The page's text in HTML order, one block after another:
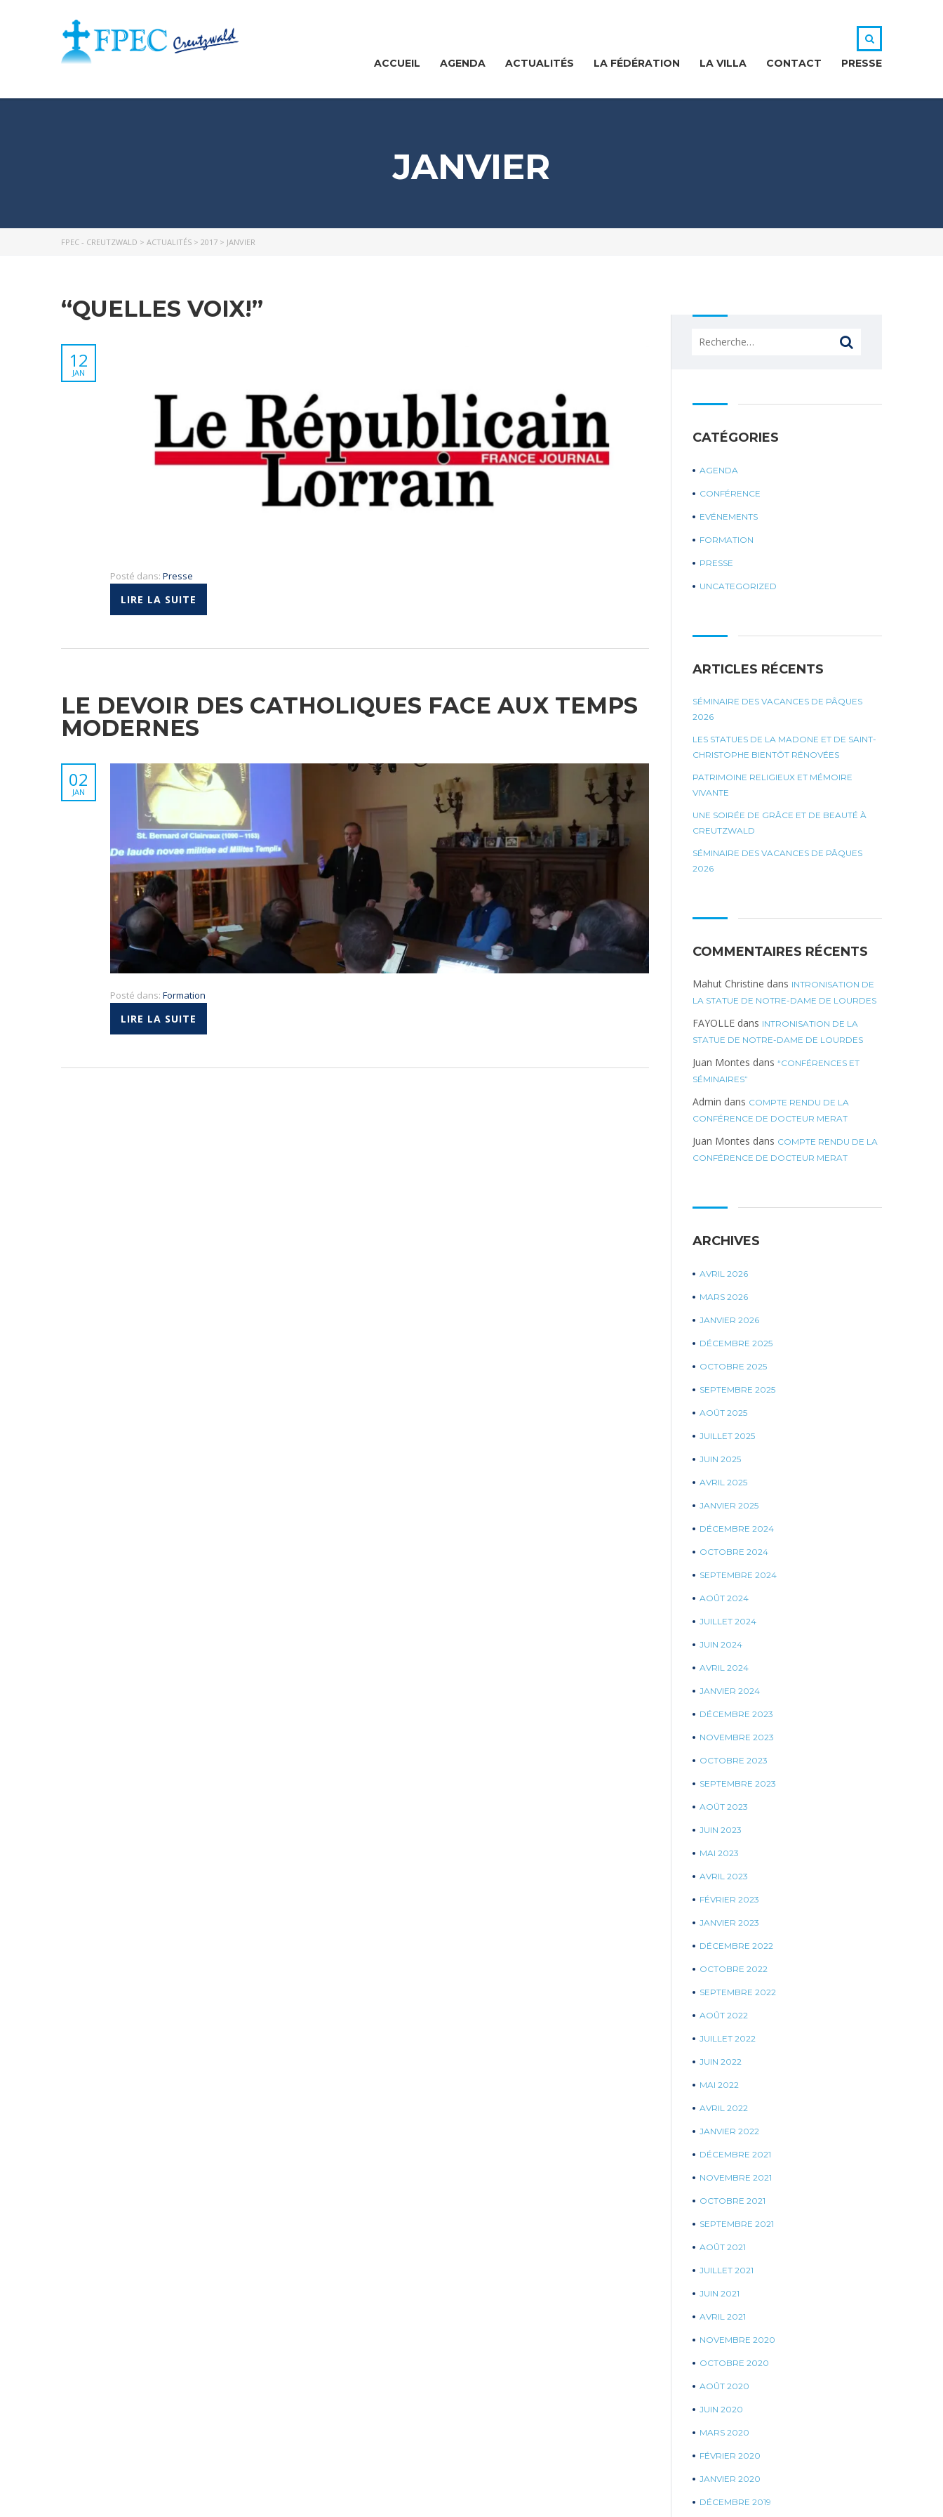
ACCUEIL AGENDA ACTUALITÉS LA FÉDÉRATION LA VILLA CONTACT PRESSE
JANVIER
FPEC - CREUTZWALD > ACTUALITÉS > 2017 > JANVIER
“QUELLES VOIX!”
12
JAN
Posté dans: Presse
LIRE LA SUITE
LE DEVOIR DES CATHOLIQUES FACE AUX TEMPS
MODERNES
02
JAN
Posté dans: Formation
LIRE LA SUITE
Rechercher :
CATÉGORIES
AGENDA
CONFÉRENCE
EVÉNEMENTS
FORMATION
PRESSE
UNCATEGORIZED
ARTICLES RÉCENTS
SÉMINAIRE DES VACANCES DE PÂQUES
2026
LES STATUES DE LA MADONE ET DE SAINT-
CHRISTOPHE BIENTÔT RÉNOVÉES
PATRIMOINE RELIGIEUX ET MÉMOIRE
VIVANTE
UNE SOIRÉE DE GRÂCE ET DE BEAUTÉ À
CREUTZWALD
SÉMINAIRE DES VACANCES DE PÂQUES
2026
COMMENTAIRES RÉCENTS
Mahut Christine dans INTRONISATION DE
LA STATUE DE NOTRE-DAME DE LOURDES
FAYOLLE dans INTRONISATION DE LA
STATUE DE NOTRE-DAME DE LOURDES
Juan Montes dans “CONFÉRENCES ET
SÉMINAIRES”
Admin dans COMPTE RENDU DE LA
CONFÉRENCE DE DOCTEUR MERAT
Juan Montes dans COMPTE RENDU DE LA
CONFÉRENCE DE DOCTEUR MERAT
ARCHIVES
AVRIL 2026
MARS 2026
JANVIER 2026
DÉCEMBRE 2025
OCTOBRE 2025
SEPTEMBRE 2025
AOÛT 2025
JUILLET 2025
JUIN 2025
AVRIL 2025
JANVIER 2025
DÉCEMBRE 2024
OCTOBRE 2024
SEPTEMBRE 2024
AOÛT 2024
JUILLET 2024
JUIN 2024
AVRIL 2024
JANVIER 2024
DÉCEMBRE 2023
NOVEMBRE 2023
OCTOBRE 2023
SEPTEMBRE 2023
AOÛT 2023
JUIN 2023
MAI 2023
AVRIL 2023
FÉVRIER 2023
JANVIER 2023
DÉCEMBRE 2022
OCTOBRE 2022
SEPTEMBRE 2022
AOÛT 2022
JUILLET 2022
JUIN 2022
MAI 2022
AVRIL 2022
JANVIER 2022
DÉCEMBRE 2021
NOVEMBRE 2021
OCTOBRE 2021
SEPTEMBRE 2021
AOÛT 2021
JUILLET 2021
JUIN 2021
AVRIL 2021
NOVEMBRE 2020
OCTOBRE 2020
AOÛT 2020
JUIN 2020
MARS 2020
FÉVRIER 2020
JANVIER 2020
DÉCEMBRE 2019